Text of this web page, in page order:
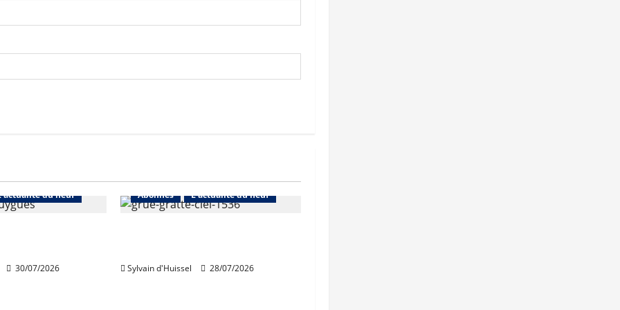
du neuf
30/07/2026
Abonnés L'actualité du neuf
Sylvain d'Huissel 28/07/2026